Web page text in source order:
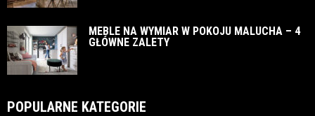
MEBLE NA WYMIAR W POKOJU MALUCHA – 4
GŁÓWNE ZALETY
POPULARNE KATEGORIE